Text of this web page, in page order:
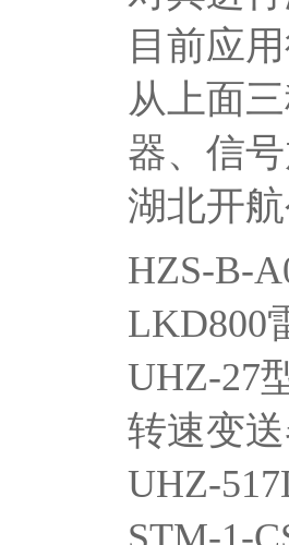
目前应
从上面
器、信
湖北开
HZS-B-
LKD800
UHZ-27
转速变送
UHZ-